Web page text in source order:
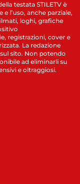
testata STILETV è
l’uso, anche parziale,
loghi, grafiche
registrazioni, cover e
La redazione
sito. Non potendo
ad eliminarli su
e oltraggiosi.